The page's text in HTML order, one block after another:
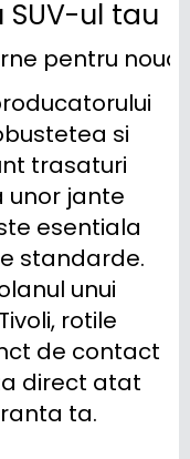
ul tau
pentru
si
trasaturi
unor jante
esentiala
standarde.
unui
rotile
de contact
direct atat
ta.